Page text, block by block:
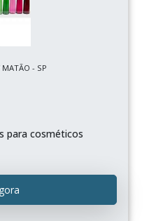
MATÃO - SP
para cosméticos